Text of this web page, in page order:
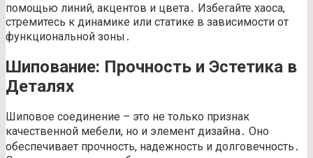
помощью линий, акцентов и цвета․ Избегайте хаоса,
стремитесь к динамике или статике в зависимости от
функциональной зоны․
Шипование: Прочность и Эстетика в
Деталях
Шиповое соединение – это не только признак
качественной мебели, но и элемент дизайна․ Оно
обеспечивает прочность, надежность и долговечность․